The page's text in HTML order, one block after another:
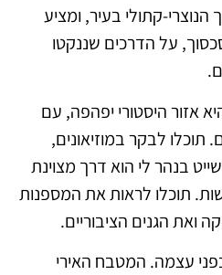
קתולי בעיר, ומציע
על הדרכים שננקטו
אזור היסטורי יפהפה, עם
תוכלו לבקר במוזיאונים,
בנהר לי הוא דרך מצוינת
תוכלו לראות את המספנות
הגנים הציבוריים.
עצמה. המטבח האירי